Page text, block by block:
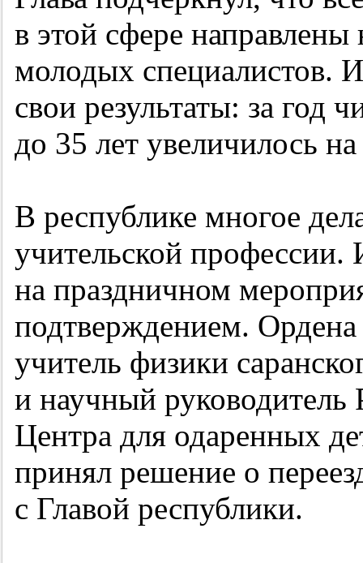
в этой сфере
молодых специалистов.
свои результаты: за год
до 35 лет увеличилось
В республике многое
учительской
на праздничном
подтверждением.
учитель физики
и научный руководитель
Центра для одаренных
принял решение о
с Главой республики.